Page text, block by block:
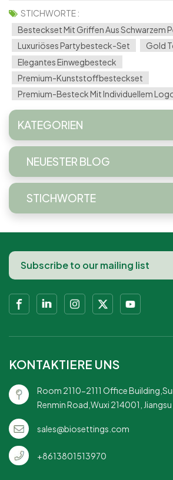
STICHWORTE :
Besteckset Mit Griffen Aus Schwarzem
Luxuriöses Partybesteck-Set
Gold
Elegantes Einwegbesteck
Premium-Kunststoffbesteckset
Premium-Besteck Mit Individuellem
KATEGORIEN
NEUESTER BLOG
STICHWORTE
KONTAKTIERE UNS
Room 2110-2111 Office
Renmin Road,Wuxi 214001,
sales@biosettings.com
+8613801513970